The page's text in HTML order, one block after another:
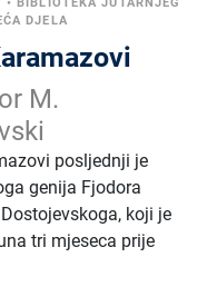
DJELA
M.
posljednji je
genija Fjodora
koji je
tri mjeseca prije